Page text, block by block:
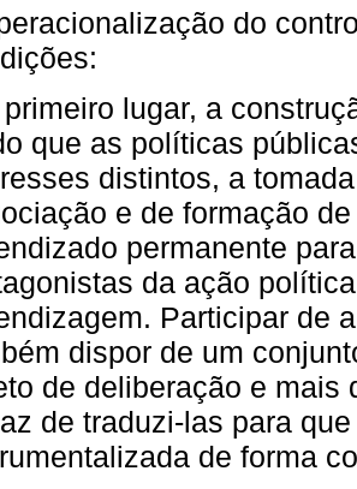
do
primeiro lugar, a
que as políticas
distintos, a
e de formação
permanente
da ação
Participar de
dispor de um
de deliberação e mais
de traduzi-las para
de forma